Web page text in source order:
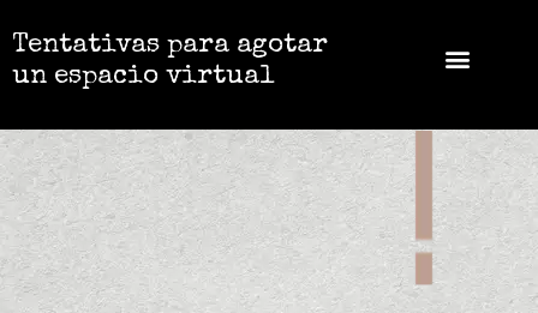
Tentativas para agotar
un espacio virtual